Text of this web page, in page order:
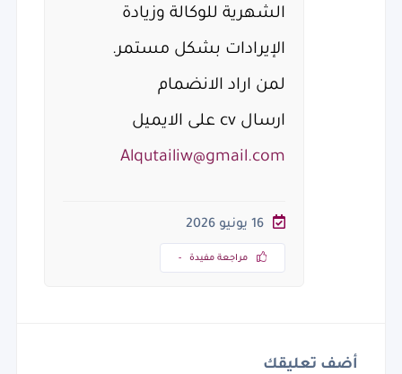
الشهرية للوكالة وزيادة
الإيرادات بشكل مستمر.
لمن اراد الانضمام
ارسال cv على الايميل
Alqutailiw@gmail.com
16 يونيو 2026
مراجعة مفيدة -
أضف تعليقك